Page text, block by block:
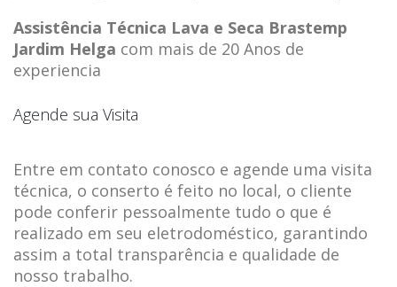
Assistência Técnica Lava e Seca Brastemp
Jardim Helga com mais de 20 Anos de
experiencia
Agende sua Visita
Entre em contato conosco e agende uma visita
técnica, o conserto é feito no local, o cliente
pode conferir pessoalmente tudo o que é
realizado em seu eletrodoméstico, garantindo
assim a total transparência e qualidade de
nosso trabalho.